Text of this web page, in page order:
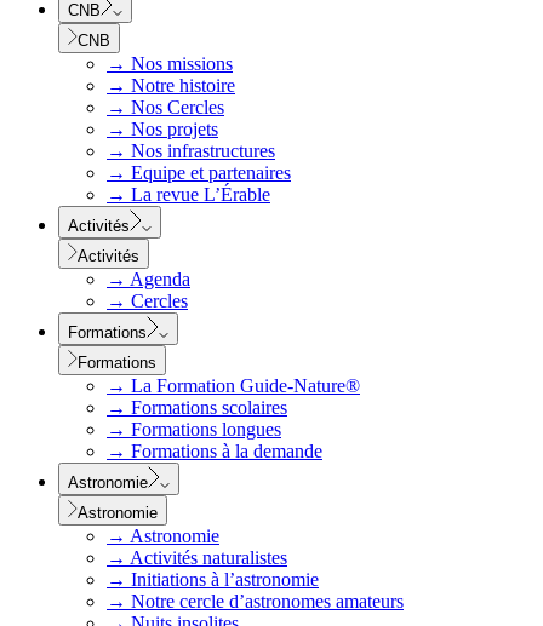
CNB
CNB
→ Nos missions
→ Notre histoire
→ Nos Cercles
→ Nos projets
→ Nos infrastructures
→ Equipe et partenaires
→ La revue L’Érable
Activités
Activités
→ Agenda
→ Cercles
Formations
Formations
→ La Formation Guide-Nature®
→ Formations scolaires
→ Formations longues
→ Formations à la demande
Astronomie
Astronomie
→ Astronomie
→ Activités naturalistes
→ Initiations à l’astronomie
→ Notre cercle d’astronomes amateurs